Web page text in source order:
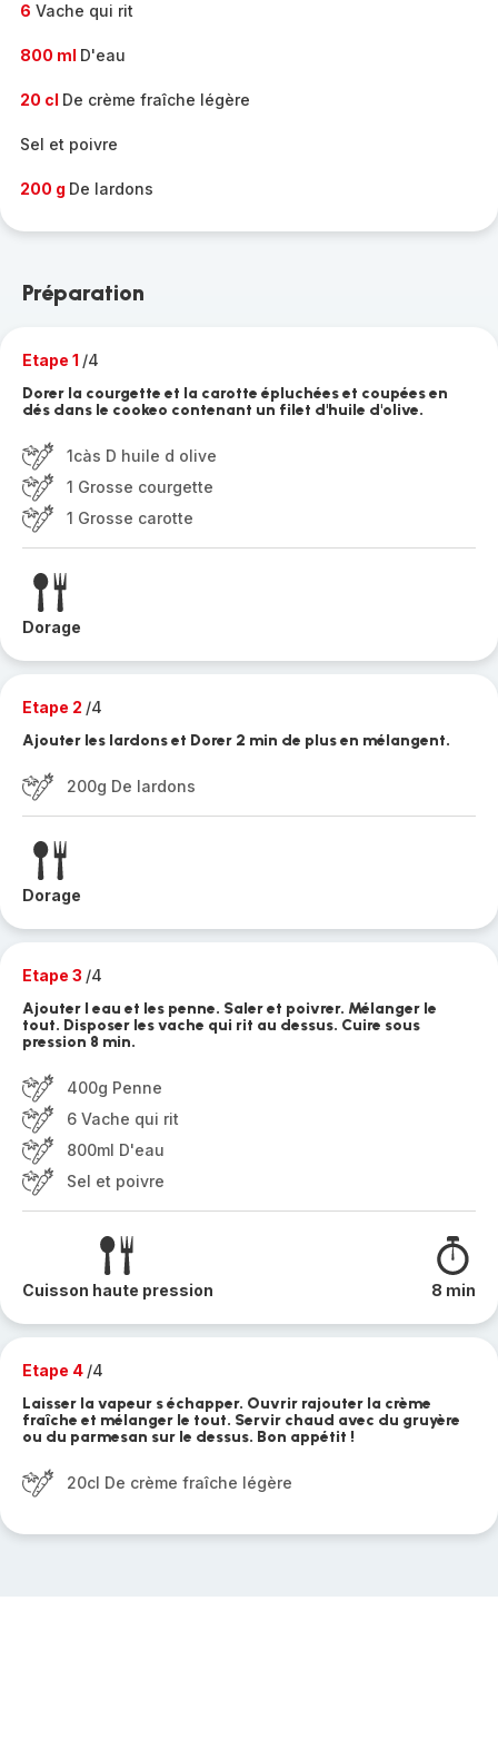
6 Vache qui rit
800 ml D'eau
20 cl De crème fraîche légère
Sel et poivre
200 g De lardons
Préparation
Etape 1 /4
Dorer la courgette et la carotte épluchées et coupées en
dés dans le cookeo contenant un filet d'huile d'olive.
1càs D huile d olive
1 Grosse courgette
1 Grosse carotte
Dorage
Etape 2 /4
Ajouter les lardons et Dorer 2 min de plus en mélangent.
200g De lardons
Dorage
Etape 3 /4
Ajouter l eau et les penne. Saler et poivrer. Mélanger le
tout. Disposer les vache qui rit au dessus. Cuire sous
pression 8 min.
400g Penne
6 Vache qui rit
800ml D'eau
Sel et poivre
Cuisson haute pression 8 min
Etape 4 /4
Laisser la vapeur s échapper. Ouvrir rajouter la crème
fraîche et mélanger le tout. Servir chaud avec du gruyère
ou du parmesan sur le dessus. Bon appétit !
20cl De crème fraîche légère